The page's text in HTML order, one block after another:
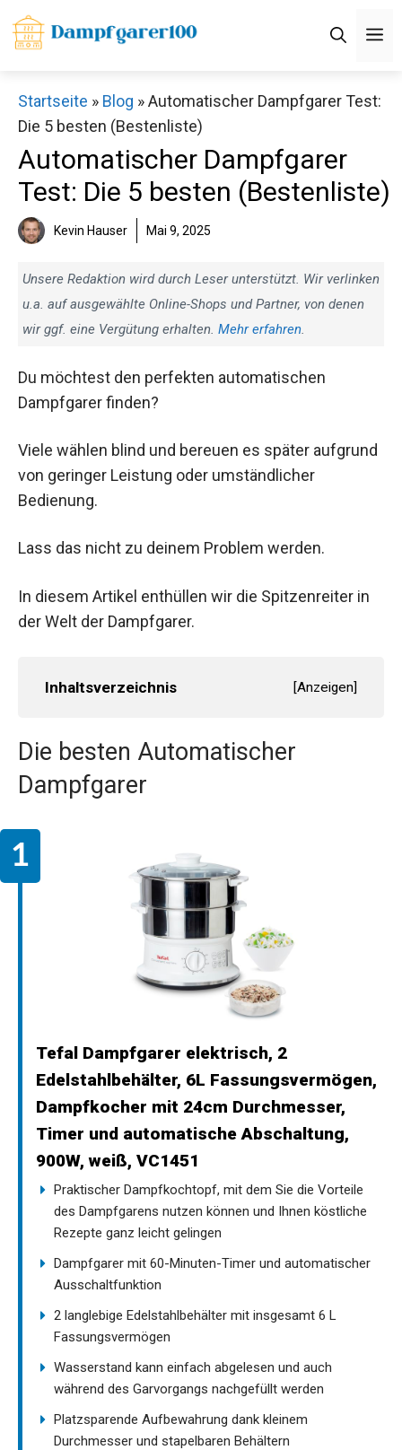
Zum
Inhalt
Startseite » Blog »Automatischer Dampfgarer Test:
Die 5 besten (Bestenliste)
Automatischer Dampfgarer
Test: Die 5 besten (Bestenliste)
Kevin Hauser Mai 9, 2025
Unsere Redaktion wird durch Leser unterstützt. Wir verlinken
u.a. auf ausgewählte Online-Shops und Partner, von denen
wir ggf. eine Vergütung erhalten. Mehr erfahren.
Du möchtest den perfekten automatischen
Dampfgarer finden?
Viele wählen blind und bereuen es später aufgrund
von geringer Leistung oder umständlicher
Bedienung.
Lass das nicht zu deinem Problem werden.
In diesem Artikel enthüllen wir die Spitzenreiter in
der Welt der Dampfgarer.
Inhaltsverzeichnis [Anzeigen]
Die besten Automatischer
Dampfgarer
Tefal Dampfgarer elektrisch, 2
Edelstahlbehälter, 6L Fassungsvermögen,
Dampfkocher mit 24cm Durchmesser,
Timer und automatische Abschaltung,
900W, weiß, VC1451
Praktischer Dampfkochtopf, mit dem Sie die Vorteile
des Dampfgarens nutzen können und Ihnen köstliche
Rezepte ganz leicht gelingen
Dampfgarer mit 60-Minuten-Timer und automatischer
Ausschaltfunktion
2 langlebige Edelstahlbehälter mit insgesamt 6 L
Fassungsvermögen
Wasserstand kann einfach abgelesen und auch
während des Garvorgangs nachgefüllt werden
Platzsparende Aufbewahrung dank kleinem
Durchmesser und stapelbaren Behältern